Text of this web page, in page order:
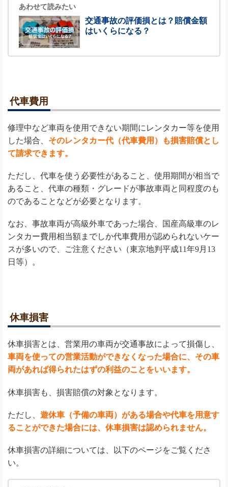
あわせて読みたい
交通事故の評価損とは？賠償金額
はいくらになる？
代車費用
修理中など車両を使用できない期間にレンタカー等を使用
した場合、 そのレンタカー代（代車費用）も損害賠償とし
て請求できます。
ただし、代車を使う必要性があること、使用期間が相当で
あること、代車の種類・グレードが事故車両と同程度のも
のであることなどが必要となります。
なお、事故車両が高級外車であった場合、国産高級車のレ
ンタカー費用相当額までしか代車費用が認められないケー
スが多いので、ご注意ください（東京地判平成11年9月13
日等）。
休車損害
休車損害とは、営業用の車両が交通事故によって損傷し、
車両を使っての営業活動ができなくなった場合に、その車
両があれば得られたはずの利益のことをいいます。
休車損害も、損害賠償の対象となります。
ただし、 遊休車（予備の車両）がある場合や代車を用意す
ることができた場合には、休車損害は認められません。
休車損害の詳細については、以下のページをご覧くださ
い。